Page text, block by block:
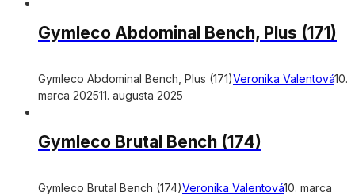
Gymleco Abdominal Bench, Plus (171)
Gymleco Abdominal Bench, Plus (171)Veronika Valentová10.
marca 202511. augusta 2025
Gymleco Brutal Bench (174)
Gymleco Brutal Bench (174)Veronika Valentová10. marca